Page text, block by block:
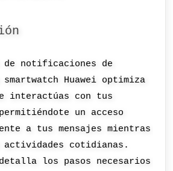
de notificaciones de
smartwatch Huawei optimiza
interactúas con tus
un acceso
a tus mensajes mientras
actividades cotidianas.
los pasos necesarios